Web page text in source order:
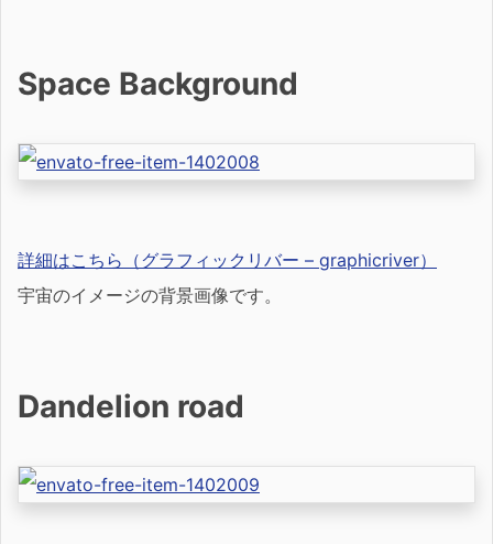
Space Background
詳細はこちら（グラフィックリバー – graphicriver）
宇宙のイメージの背景画像です。
Dandelion road